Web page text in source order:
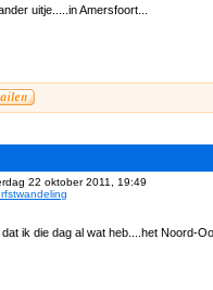
uitje.....in Amersfoort...
22 oktober 2011, 19:49
ik die dag al wat heb....het Noord-